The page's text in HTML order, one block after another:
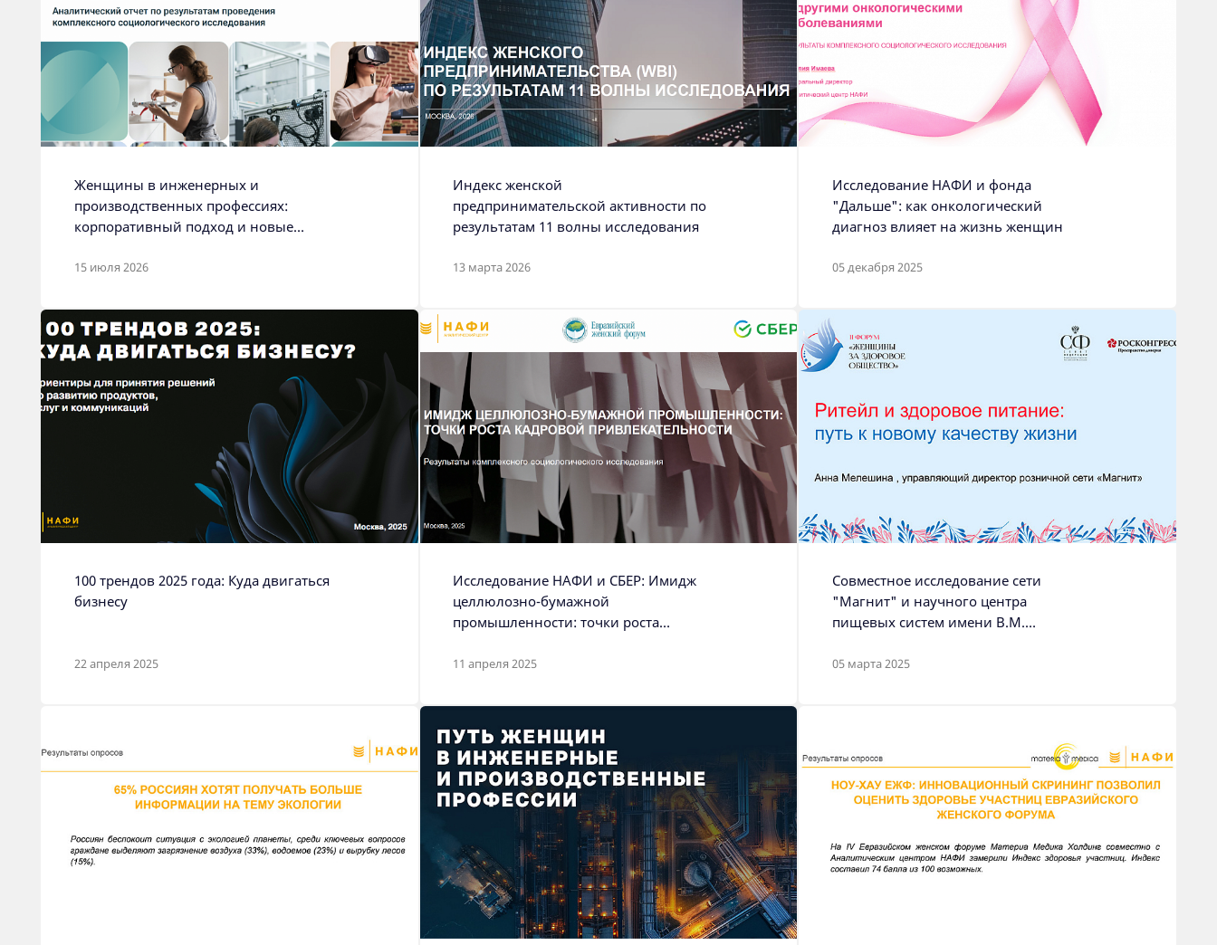
Женщины в инженерных и
производственных профессиях:
корпоративный подход и новые
15 июля 2026
Индекс женской
предпринимательской активности по
результатам 11 волны исследования
13 марта 2026
Исследование НАФИ и фонда
"Дальше": как онкологический
диагноз влияет на жизнь женщин
05 декабря 2025
100 трендов 2025 года: Куда двигаться
бизнесу
22 апреля 2025
Исследование НАФИ и СБЕР: Имидж
целлюлозно-бумажной
промышленности: точки роста
11 апреля 2025
Совместное исследование сети
"Магнит" и научного центра
пищевых систем имени В.М.
здорового питания
05 марта 2025